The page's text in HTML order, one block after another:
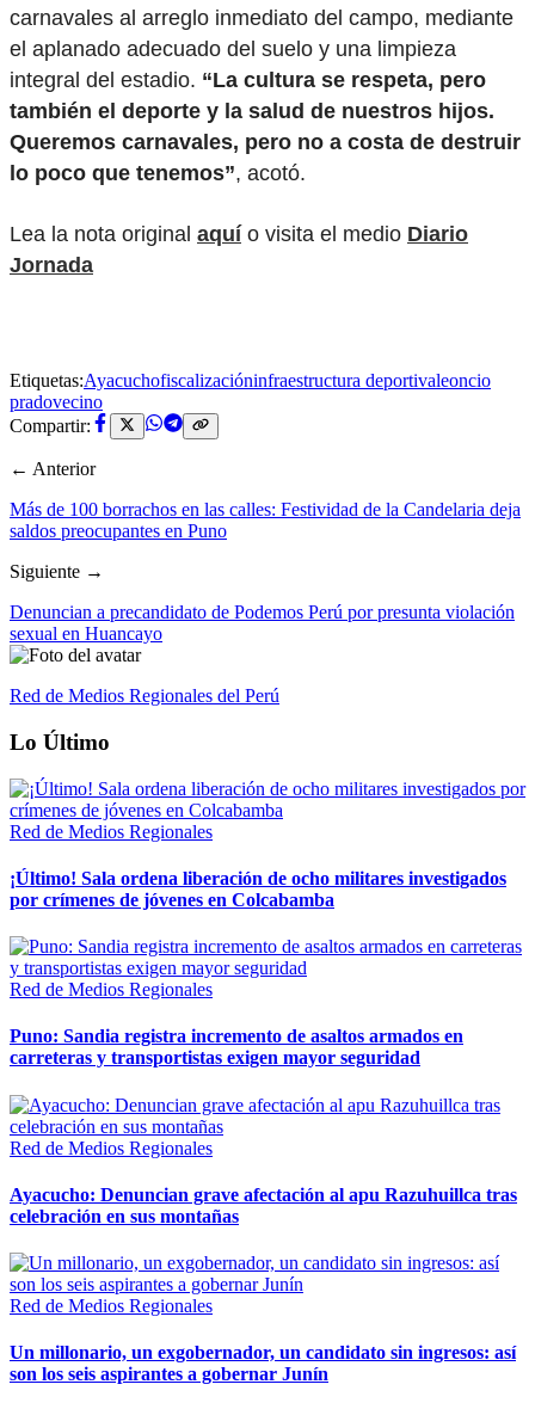
carnavales al arreglo inmediato del campo, mediante
el aplanado adecuado del suelo y una limpieza
integral del estadio. “La cultura se respeta, pero
también el deporte y la salud de nuestros hijos.
Queremos carnavales, pero no a costa de destruir
lo poco que tenemos”, acotó.
Lea la nota original aquío visita el medio Diario
Jornada
Etiquetas:Ayacuchofiscalizacióninfraestructura deportivaleoncio
pradovecino
Compartir:
← Anterior
Más de 100 borrachos en las calles: Festividad de la Candelaria deja
saldos preocupantes en Puno
Siguiente →
Denuncian a precandidato de Podemos Perú por presunta violación
sexual en Huancayo
Red de Medios Regionales del Perú
Lo Último
Red de Medios Regionales
¡Último! Sala ordena liberación de ocho militares investigados
por crímenes de jóvenes en Colcabamba
Red de Medios Regionales
Puno: Sandia registra incremento de asaltos armados en
carreteras y transportistas exigen mayor seguridad
Red de Medios Regionales
Ayacucho: Denuncian grave afectación al apu Razuhuillca tras
celebración en sus montañas
Red de Medios Regionales
Un millonario, un exgobernador, un candidato sin ingresos: así
son los seis aspirantes a gobernar Junín